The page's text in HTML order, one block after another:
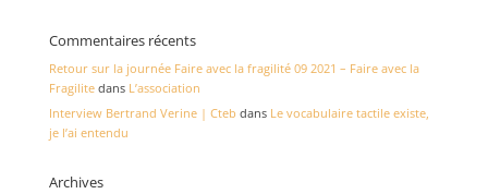
Commentaires récents
Retour sur la journée Faire avec la fragilité 09 2021 – Faire avec la
Fragilitedans L’association
Interview Bertrand Verine | Cteb dans Le vocabulaire tactile existe,
je l’ai entendu
Archives